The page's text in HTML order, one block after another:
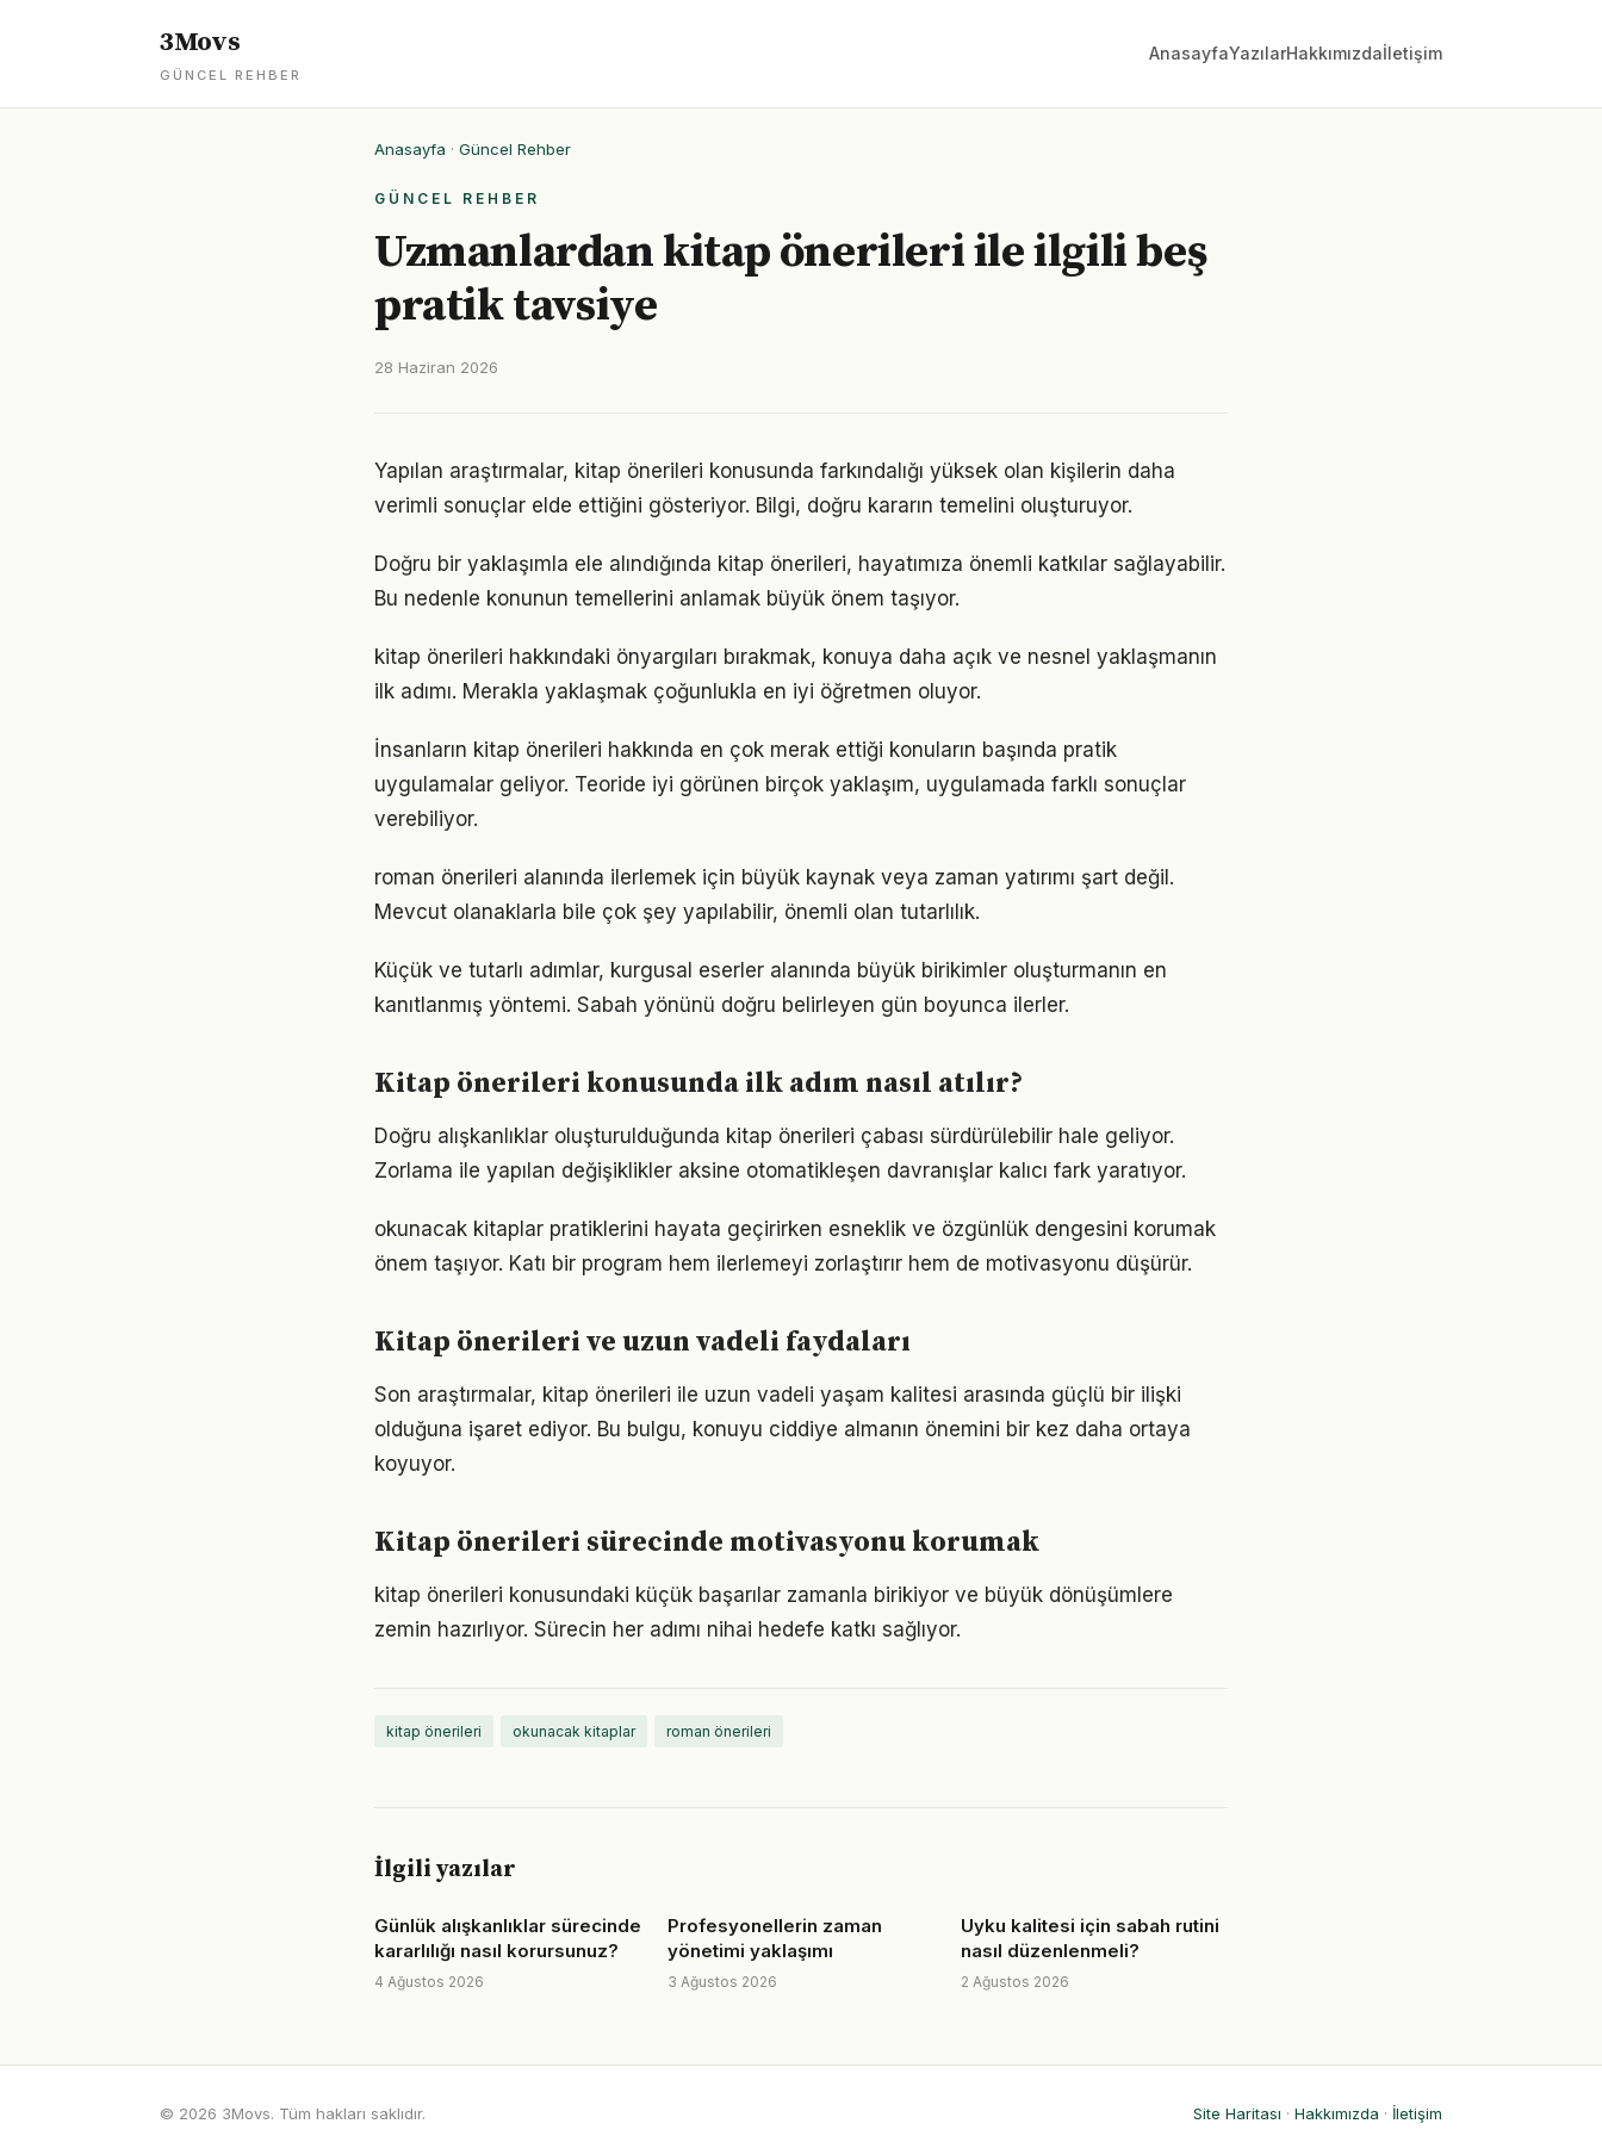
3Movs
GÜNCEL REHBER
AnasayfaYazılarHakkımızdaİletişim
Anasayfa · Güncel Rehber
GÜNCEL REHBER
Uzmanlardan kitap önerileri ile ilgili beş
pratik tavsiye
28 Haziran 2026
Yapılan araştırmalar, kitap önerileri konusunda farkındalığı yüksek olan kişilerin daha
verimli sonuçlar elde ettiğini gösteriyor. Bilgi, doğru kararın temelini oluşturuyor.
Doğru bir yaklaşımla ele alındığında kitap önerileri, hayatımıza önemli katkılar sağlayabilir.
Bu nedenle konunun temellerini anlamak büyük önem taşıyor.
kitap önerileri hakkındaki önyargıları bırakmak, konuya daha açık ve nesnel yaklaşmanın
ilk adımı. Merakla yaklaşmak çoğunlukla en iyi öğretmen oluyor.
İnsanların kitap önerileri hakkında en çok merak ettiği konuların başında pratik
uygulamalar geliyor. Teoride iyi görünen birçok yaklaşım, uygulamada farklı sonuçlar
verebiliyor.
roman önerileri alanında ilerlemek için büyük kaynak veya zaman yatırımı şart değil.
Mevcut olanaklarla bile çok şey yapılabilir, önemli olan tutarlılık.
Küçük ve tutarlı adımlar, kurgusal eserler alanında büyük birikimler oluşturmanın en
kanıtlanmış yöntemi. Sabah yönünü doğru belirleyen gün boyunca ilerler.
Kitap önerileri konusunda ilk adım nasıl atılır?
Doğru alışkanlıklar oluşturulduğunda kitap önerileri çabası sürdürülebilir hale geliyor.
Zorlama ile yapılan değişiklikler aksine otomatikleşen davranışlar kalıcı fark yaratıyor.
okunacak kitaplar pratiklerini hayata geçirirken esneklik ve özgünlük dengesini korumak
önem taşıyor. Katı bir program hem ilerlemeyi zorlaştırır hem de motivasyonu düşürür.
Kitap önerileri ve uzun vadeli faydaları
Son araştırmalar, kitap önerileri ile uzun vadeli yaşam kalitesi arasında güçlü bir ilişki
olduğuna işaret ediyor. Bu bulgu, konuyu ciddiye almanın önemini bir kez daha ortaya
koyuyor.
Kitap önerileri sürecinde motivasyonu korumak
kitap önerileri konusundaki küçük başarılar zamanla birikiyor ve büyük dönüşümlere
zemin hazırlıyor. Sürecin her adımı nihai hedefe katkı sağlıyor.
kitap önerileri okunacak kitaplar roman önerileri
İlgili yazılar
Günlük alışkanlıklar sürecinde
kararlılığı nasıl korursunuz?
4 Ağustos 2026
Profesyonellerin zaman
yönetimi yaklaşımı
3 Ağustos 2026
Uyku kalitesi için sabah rutini
nasıl düzenlenmeli?
2 Ağustos 2026
© 2026 3Movs. Tüm hakları saklıdır. Site Haritası · Hakkımızda · İletişim